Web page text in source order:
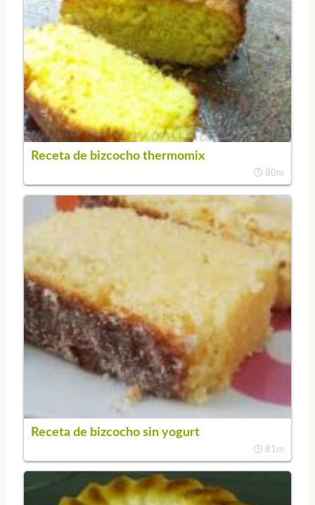
Receta de bizcocho thermomix
80m
Receta de bizcocho sin yogurt
81m